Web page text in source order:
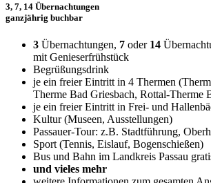
3, 7, 14 Übernachtungen
ganzjährig buchbar
3 Übernachtungen, 7 oder14
mit Genieserfrühstück
Begrüßungsdrink
je ein freier Eintritt in 4 Thermen
Therme Bad Griesbach, Rottal-Therme
je ein freier Eintritt in Frei- und
Kultur (Museen, Ausstellungen)
Passauer-Tour: z.B. Stadtführung,
Sport (Tennis, Eislauf, Bogenschießen)
Bus und Bahn im Landkreis Passau
und vieles mehr